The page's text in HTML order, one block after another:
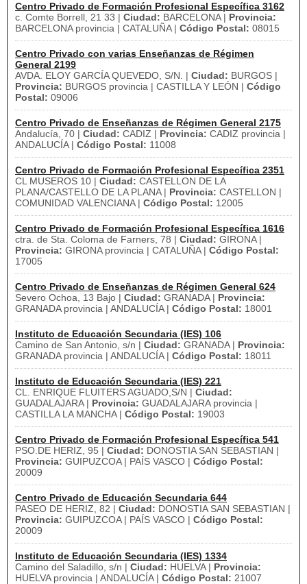
Centro Privado de Formación Profesional Específica 3162
c. Comte Borrell, 21 33 | Ciudad: BARCELONA | Provincia:
BARCELONA provincia | CATALUÑA | Código Postal: 08015
Centro Privado con varias Enseñanzas de Régimen
General 2199
AVDA. ELOY GARCÍA QUEVEDO, S/N. | Ciudad: BURGOS |
Provincia: BURGOS provincia | CASTILLA Y LEÓN | Código
Postal: 09006
Centro Privado de Enseñanzas de Régimen General 2175
Andalucía, 70 | Ciudad: CADIZ | Provincia: CADIZ provincia |
ANDALUCÍA | Código Postal: 11008
Centro Privado de Formación Profesional Específica 2351
CL MUSEROS 10 | Ciudad: CASTELLON DE LA
PLANA/CASTELLO DE LA PLANA | Provincia: CASTELLON |
COMUNIDAD VALENCIANA | Código Postal: 12005
Centro Privado de Formación Profesional Específica 1616
ctra. de Sta. Coloma de Farners, 78 | Ciudad: GIRONA |
Provincia: GIRONA provincia | CATALUÑA | Código Postal:
17005
Centro Privado de Enseñanzas de Régimen General 624
Severo Ochoa, 13 Bajo | Ciudad: GRANADA | Provincia:
GRANADA provincia | ANDALUCÍA | Código Postal: 18001
Instituto de Educación Secundaria (IES) 106
Camino de San Antonio, s/n | Ciudad: GRANADA | Provincia:
GRANADA provincia | ANDALUCÍA | Código Postal: 18011
Instituto de Educación Secundaria (IES) 221
CL. ENRIQUE FLUITERS AGUADO,S/N | Ciudad:
GUADALAJARA | Provincia: GUADALAJARA provincia |
CASTILLA LA MANCHA | Código Postal: 19003
Centro Privado de Formación Profesional Específica 541
PSO.DE HERIZ, 95 | Ciudad: DONOSTIA SAN SEBASTIAN |
Provincia: GUIPUZCOA | PAÍS VASCO | Código Postal:
20009
Centro Privado de Educación Secundaria 644
PASEO DE HERIZ, 82 | Ciudad: DONOSTIA SAN SEBASTIAN |
Provincia: GUIPUZCOA | PAÍS VASCO | Código Postal:
20009
Instituto de Educación Secundaria (IES) 1334
Camino del Saladillo, s/n | Ciudad: HUELVA | Provincia:
HUELVA provincia | ANDALUCÍA | Código Postal: 21007